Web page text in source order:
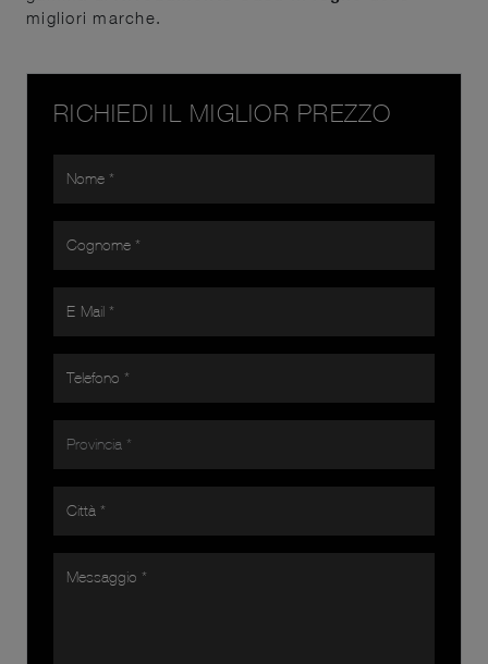
migliori marche.
RICHIEDI IL MIGLIOR PREZZO